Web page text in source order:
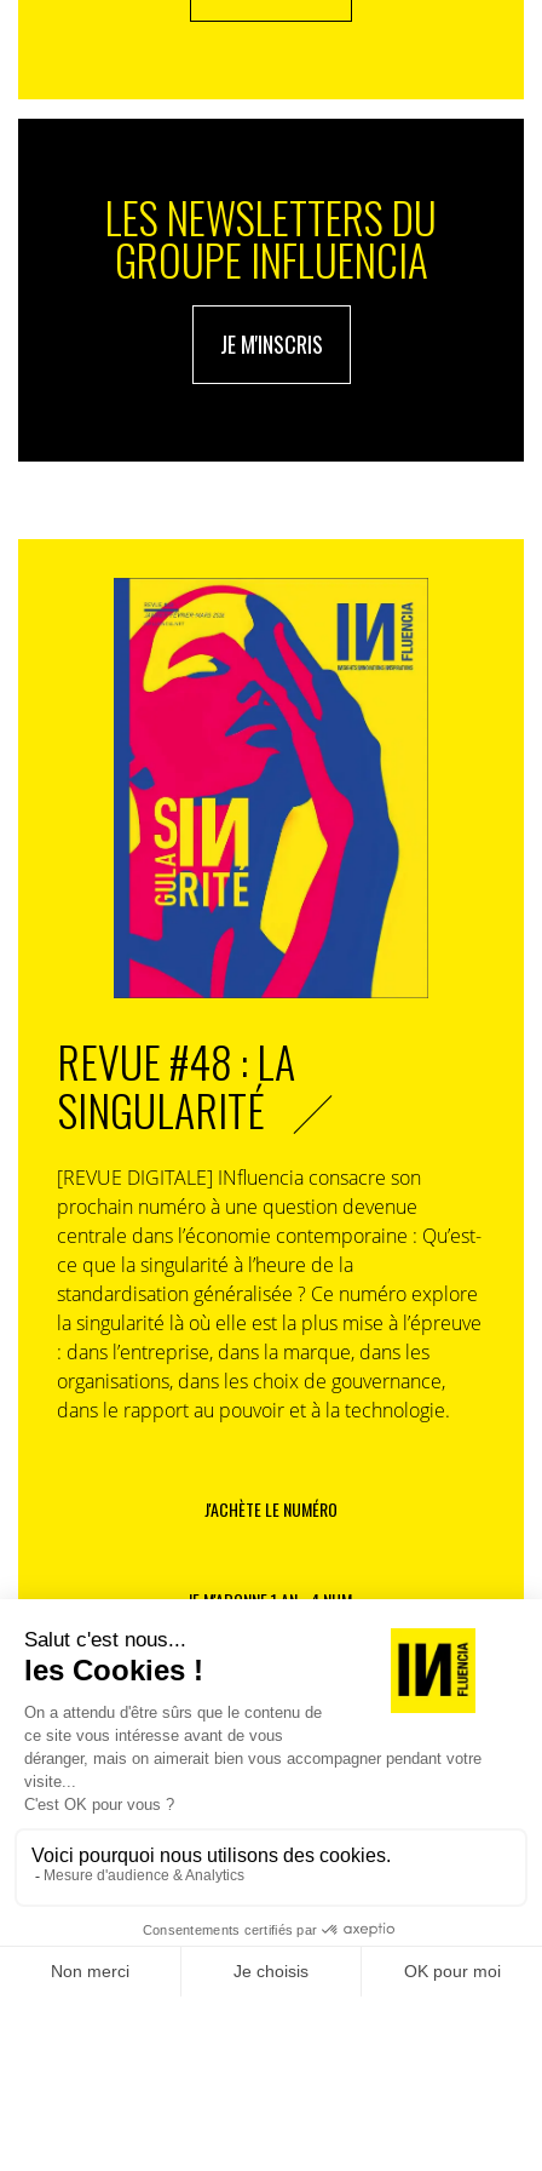
LES NEWSLETTERS DU
GROUPE INFLUENCIA
JE M'INSCRIS
REVUE #48 : LA
SINGULARITÉ
[REVUE DIGITALE] INfluencia consacre son
prochain numéro à une question devenue
centrale dans l’économie contemporaine : Qu’est-
ce que la singularité à l’heure de la
standardisation généralisée ? Ce numéro explore
la singularité là où elle est la plus mise à l’épreuve
: dans l’entreprise, dans la marque, dans les
organisations, dans les choix de gouvernance,
dans le rapport au pouvoir et à la technologie.
J'ACHÈTE LE NUMÉRO
JE M'ABONNE 1 AN - 4 NUM.
JE DÉCOUVRE LES NUMÉROS PRÉCÉDENTS
Je suis déjà abonné(e) :je consulte la revue en